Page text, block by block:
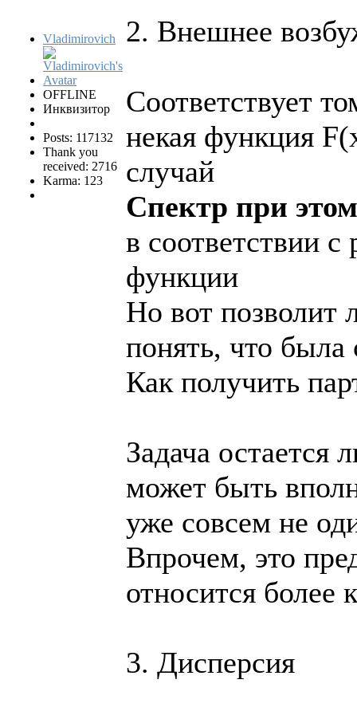
Vladimirovich
OFFLINE
Инквизитор
Posts: 117132
Thank you
received: 2716
Karma: 123
2. Внешнее
Соответствует
некая функция
случай
Спектр при
в соответствии
функции
Но вот позволит
понять, что была
Как получить
Задача остается
может быть
уже совсем не
Впрочем, это
относится более
3. Дисперсия